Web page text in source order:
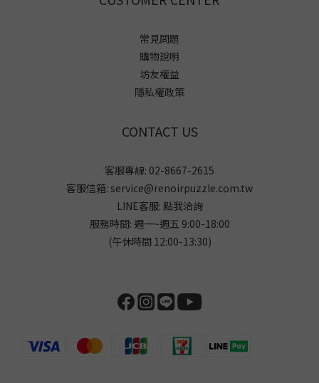
常見問題
購物說明
坊友權益
隱私權政策
CONTACT US
客服專線: 02-8667-2615
客服信箱: service@renoirpuzzle.com.tw
LINE客服: 點我洽詢
服務時間: 週一~週五 9:00-18:00
(午休時間 12:00-13:30)